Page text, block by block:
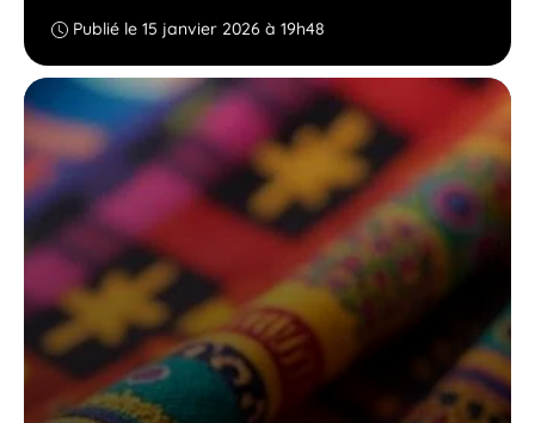
Publié le 15 janvier 2026 à 19h48